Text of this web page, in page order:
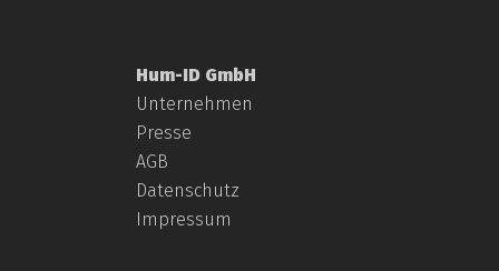
Hum-ID GmbH
Unternehmen
Presse
AGB
Datenschutz
Impressum